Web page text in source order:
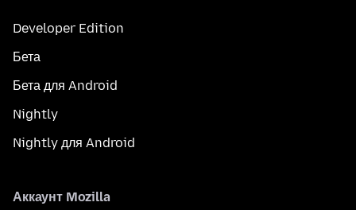
Developer Edition
Бета
Бета для Android
Nightly
Nightly для Android
Аккаунт Mozilla